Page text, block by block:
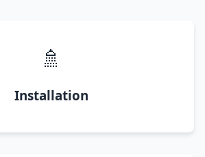
🚿
Installation